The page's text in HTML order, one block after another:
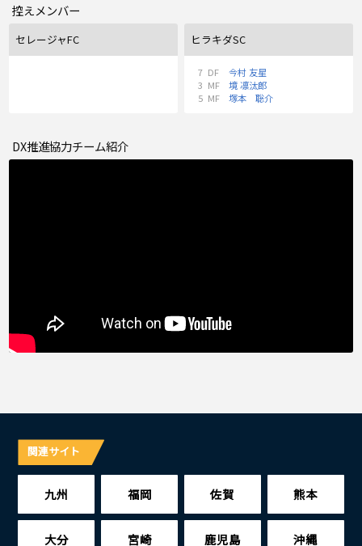
控えメンバー
セレージャFC ヒラキダSC
7 DF
今村 友星
3 MF
境 凛汰郎
5 MF 塚本 聡介
DX推進協力チーム紹介
関連サイト
九州 福岡 佐賀 熊本
大分 宮崎 鹿児島 沖縄